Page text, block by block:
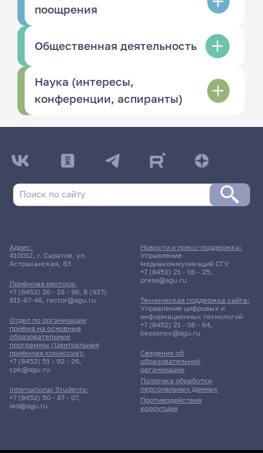
поощрения
Общественная деятельность
Наука (интересы,
конференции, аспиранты)
Адрес:
410012, г. Саратов, ул.
Астраханская, 83
Приёмная ректора:
+7 (8452) 26 - 16 - 96, 8 (937)
811-67-46, rector@sgu.ru
Отдел по организации
приёма на основные
образовательные
программы (Центральная
приёмная комиссия):
+7 (8452) 51 - 92 - 26,
cpk@sgu.ru
International Students:
+7 (8452) 50 - 87 - 07,
ied@sgu.ru
Сведения об
образовательной
организации
Политика обработки
персональных данных
Противодействие
коррупции
Новости и пресс-поддержка:
Управление
медиакоммуникаций СГУ
+7 (8452) 21 - 06 - 25,
press@sgu.ru
Техническая поддержка сайта:
Управление цифровых и
информационных технологий
+7 (8452) 21 - 06 - 64,
bessonov@sgu.ru